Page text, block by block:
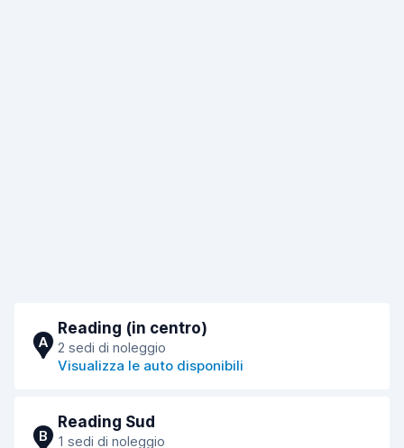
A
Reading (in centro)
2 sedi di noleggio
Visualizza le auto disponibili
B
Reading Sud
1 sedi di noleggio